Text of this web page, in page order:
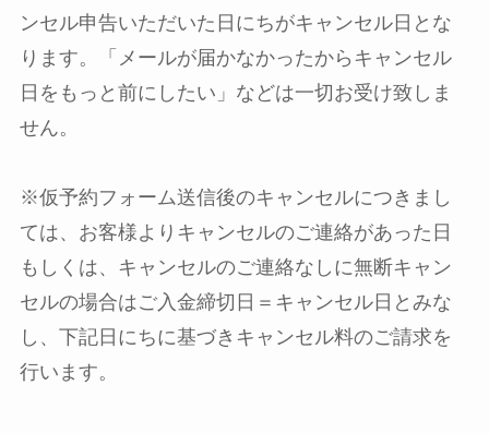
ンセル申告いただいた日にちがキャンセル日とな
ります。「メールが届かなかったからキャンセル
日をもっと前にしたい」などは一切お受け致しま
せん。
※仮予約フォーム送信後のキャンセルにつきまし
ては、お客様よりキャンセルのご連絡があった日
もしくは、キャンセルのご連絡なしに無断キャン
セルの場合はご入金締切日＝キャンセル日とみな
し、下記日にちに基づきキャンセル料のご請求を
行います。